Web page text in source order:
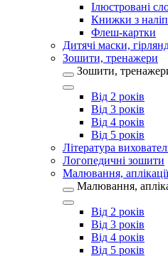
Ілюстровані
Книжки з
Флеш-картки
Дитячі маски,
Зошити, тренажери
Зошити,
Від 2 років
Від 3 років
Від 4 років
Від 5 років
Література
Логопедичні зошити
Малювання,
Малювання,
Від 2 років
Від 3 років
Від 4 років
Від 5 років